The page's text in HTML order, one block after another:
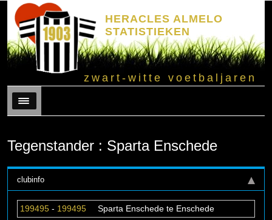
HERACLES ALMELO
STATISTIEKEN
zwart-witte voetbaljaren
Menu
Tegenstander : Sparta Enschede
clubinfo
199495 - 199495 Sparta Enschede te Enschede